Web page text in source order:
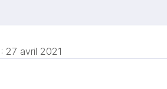
27 avril 2021